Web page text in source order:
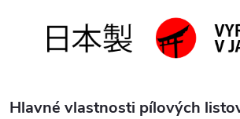
Hlavné vlastnosti pílových